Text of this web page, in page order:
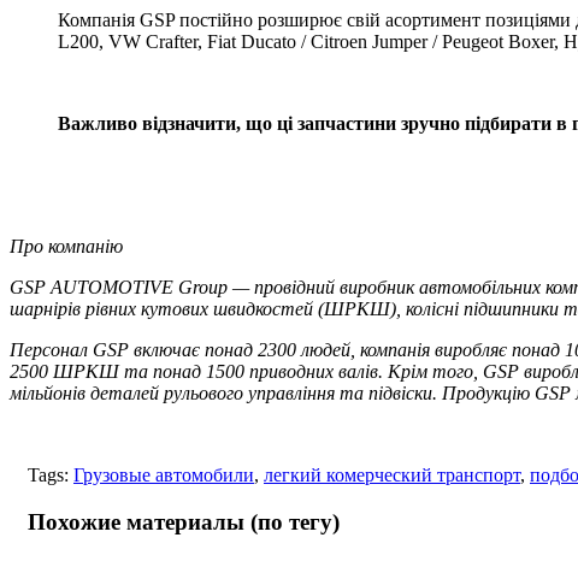
Компанія GSP постійно розширює свій асортимент
L200, VW Crafter, Fiat Ducato / Citroen Jumper / Peugeot Boxer,
Важливо відзначити, що ці запчастини зручно підбирати
Про компанію
GSP AUTOMOTIVE Group — провідний виробник автомобільних
шарнірів рівних кутових швидкостей (ШРКШ), колісні підшипники
Персонал GSP включає понад 2300 людей, компанія виробляє понад
2500 ШРКШ та понад 1500 приводних валів. Крім того, GSP
мільйонів деталей рульового управління та підвіски. Продукцію
Tags: Грузовые автомобили, легкий комерческий транспорт,
Похожие материалы (по тегу)